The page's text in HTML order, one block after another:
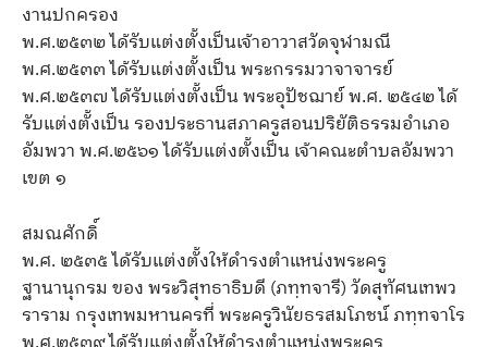
งานปกครอง
พ.ศ.๒๕๓๒ ได้รับแต่งตั้งเป็นเจ้าอาวาสวัดจุฬามณี
พ.ศ.๒๕๓๓ ได้รับแต่งตั้งเป็น พระกรรมวาจาจารย์
พ.ศ.๒๕๓๗ ได้รับแต่งตั้งเป็น พระอุปัชฌาย์ พ.ศ. ๒๕๔๒ ได้
รับแต่งตั้งเป็น รองประธานสภาครูสอนปริยัติธรรมอำเภอ
อัมพวา พ.ศ.๒๕๖๑ ได้รับแต่งตั้งเป็น เจ้าคณะตำบลอัมพวา
เขต ๑
สมณศักดิ์
พ.ศ. ๒๕๓๕ ได้รับแต่งตั้งให้ดำรงตำแหน่งพระครู
ฐานานุกรม ของ พระวิสุทธาธิบดี (ภทฺทจารี) วัดสุทัศนเทพว
ราราม กรุงเทพมหานครที่ พระครูวินัยธรสมโภชน์ ภทฺทจาโร